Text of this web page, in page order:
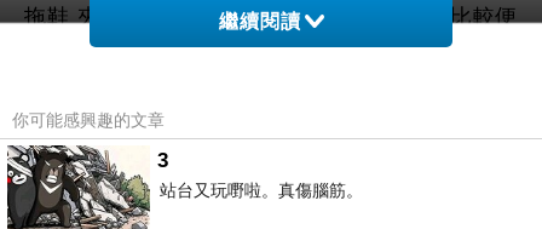
拖鞋 夾腳拖 海邊(黑黃)在網路上買應該會比較便
而且24小時都能買，上網慢慢挑選，慢慢比價，不
用等店家開門也不用看店員臉色，
然選擇在網路上購買~~
繼續閱讀
你可能感興趣的文章
3
站台又玩嘢啦。真傷腦筋。